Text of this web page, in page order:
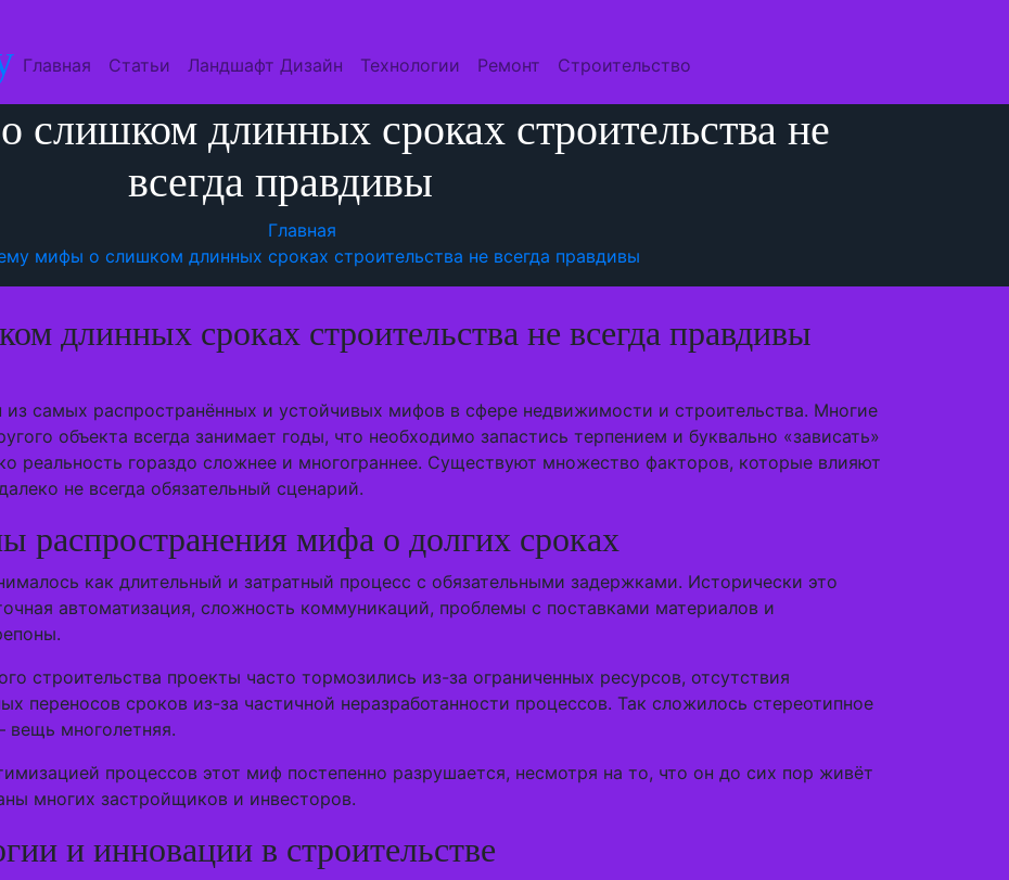
Главная Статьи Ландшафт Дизайн Технологии Ремонт Строительство
длинных сроках строительства не
всегда правдивы
Главная
мифы о слишком длинных сроках строительства не всегда правдивы
длинных сроках строительства не всегда правдивы
самых распространённых и устойчивых мифов в сфере недвижимости и строительства. Многие
объекта всегда занимает годы, что необходимо запастись терпением и буквально «зависать»
реальность гораздо сложнее и многограннее. Существуют множество факторов, которые влияют
не всегда обязательный сценарий.
распространения мифа о долгих сроках
как длительный и затратный процесс с обязательными задержками. Исторически это
автоматизация, сложность коммуникаций, проблемы с поставками материалов и
строительства проекты часто тормозились из-за ограниченных ресурсов, отсутствия
переносов сроков из-за частичной неразработанности процессов. Так сложилось стереотипное
вещь многолетняя.
процессов этот миф постепенно разрушается, несмотря на то, что он до сих пор живёт
многих застройщиков и инвесторов.
и инновации в строительстве